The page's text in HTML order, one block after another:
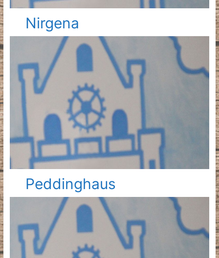
Nirgena
Peddinghaus